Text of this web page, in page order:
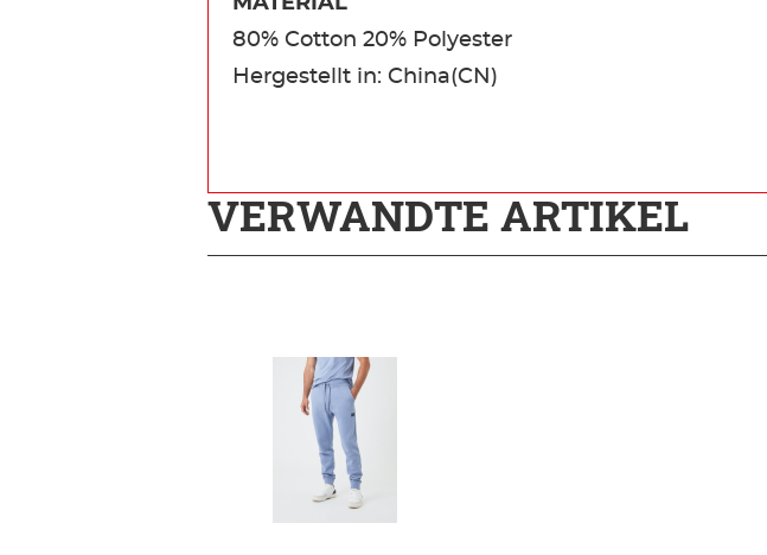
80% Cotton 20% Polyester
Hergestellt in: China(CN)
VERWANDTE ARTIKEL